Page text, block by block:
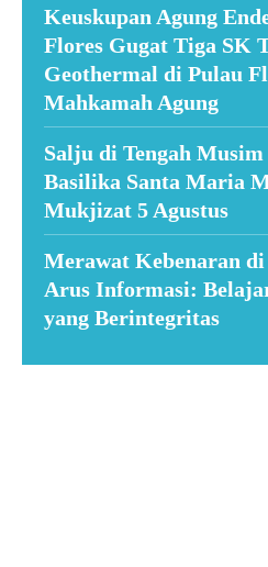
Keuskupan Agung
Flores Gugat Tiga SK
Geothermal di Pulau
Mahkamah Agung
Salju di Tengah
Basilika Santa Maria
Mukjizat 5 Agustus
Merawat Kebenaran di
Arus Informasi:
yang Berintegritas